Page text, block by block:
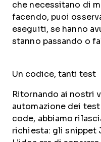
che necessitano di
facendo, puoi
eseguiti, se hanno
stanno passando o
Un codice, tanti test
Ritornando ai nostri
automazione dei
code, abbiamo
richiesta: gli snippet